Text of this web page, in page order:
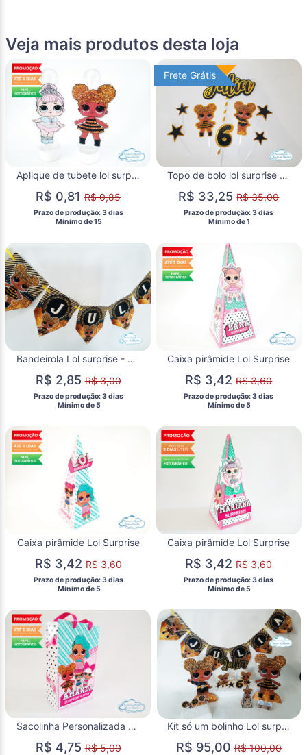
Veja mais produtos desta loja
Aplique de tubete lol surprise - Queen Bee e Crystal Queen
R$ 0,81R$ 0,85
Prazo de produção: 3 dias
  Mínimo de 15
Frete Grátis
Frete Grátis
Topo de bolo lol surprise - Queen Bee
R$ 33,25R$ 35,00
Prazo de produção: 3 dias
  Mínimo de 1
Bandeirola Lol surprise - Queen Bee
R$ 2,85R$ 3,00
Prazo de produção: 3 dias
  Mínimo de 5
Caixa pirâmide Lol Surprise
R$ 3,42R$ 3,60
Prazo de produção: 3 dias
  Mínimo de 5
Caixa pirâmide Lol Surprise
R$ 3,42R$ 3,60
Prazo de produção: 3 dias
  Mínimo de 5
Caixa pirâmide Lol Surprise
R$ 3,42R$ 3,60
Prazo de produção: 3 dias
  Mínimo de 5
Sacolinha Personalizada Lol Surprise
R$ 4,75R$ 5,00
Kit só um bolinho Lol surprise Queen Bee - Tamanho G
R$ 95,00R$ 100,00